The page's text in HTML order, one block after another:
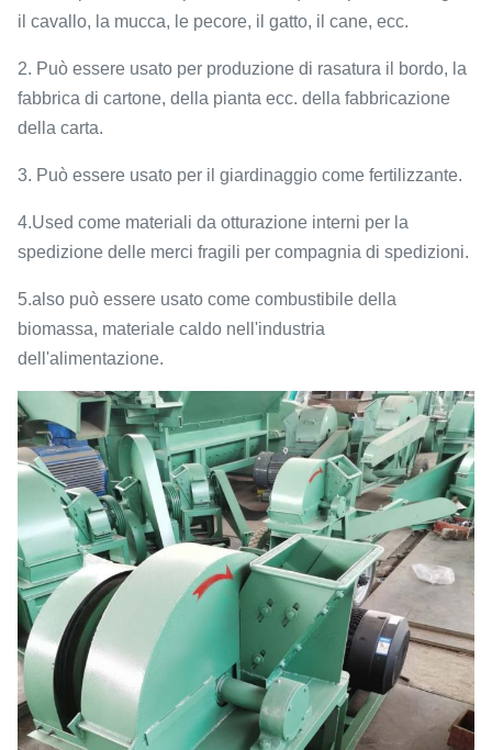
il cavallo, la mucca, le pecore, il gatto, il cane, ecc.
2. Può essere usato per produzione di rasatura il bordo, la
fabbrica di cartone, della pianta ecc. della fabbricazione
della carta.
3. Può essere usato per il giardinaggio come fertilizzante.
4.Used come materiali da otturazione interni per la
spedizione delle merci fragili per compagnia di spedizioni.
5.also può essere usato come combustibile della
biomassa, materiale caldo nell'industria
dell'alimentazione.